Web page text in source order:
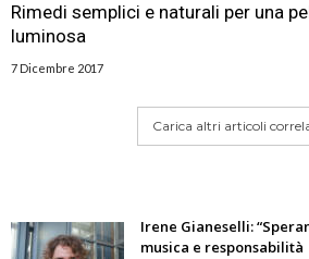
Rimedi semplici e naturali per una
luminosa
7 Dicembre 2017
Carica altri articoli
Irene Gianeselli:
musica e responsabilità